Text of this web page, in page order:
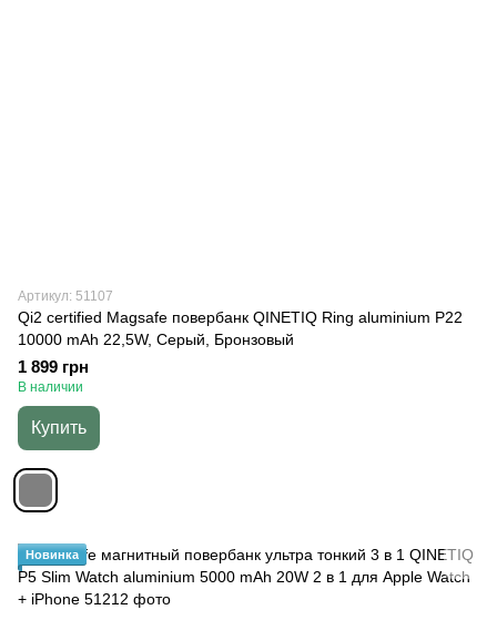
Артикул: 51107
Qi2 certified Magsafe повербанк QINETIQ Ring aluminium P22
10000 mAh 22,5W, Серый, Бронзовый
1 899 грн
В наличии
Купить
Новинка